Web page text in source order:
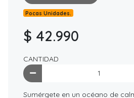
Pocas Unidades.
$ 42.990
CANTIDAD
Sumérgete en un océano de